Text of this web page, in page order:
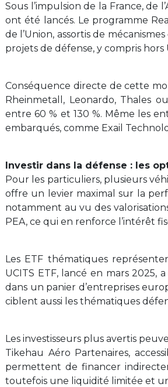
Sous l’impulsion de la France, de
ont été lancés. Le programme
de l’Union, assortis de
projets de défense, y compris hors
Conséquence directe de cette
Rheinmetall, Leonardo, Thales
entre 60 % et 130 %. Même les
embarqués, comme Exail
Investir dans la défense : les
Pour les particuliers, plusieurs
offre un levier maximal sur la
notamment au vu des
PEA, ce qui en renforce l’intérêt
Les ETF thématiques
UCITS ETF, lancé en mars 2025,
dans un panier d’entreprises
ciblent aussi les thématiques
Les investisseurs plus avertis
Tikehau Aéro Partenaires,
permettent de financer
toutefois une liquidité limitée et